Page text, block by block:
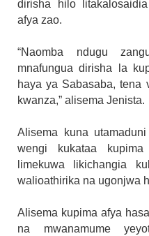
dirisha hilo
afya zao.
“Naomba ndugu
mnafungua dirisha la
haya ya Sabasaba, tena
kwanza,” alisema Jenista.
Alisema kuna
wengi kukataa
limekuwa likichangia
walioathirika na ugonjwa
Alisema kupima afya
na mwanamume